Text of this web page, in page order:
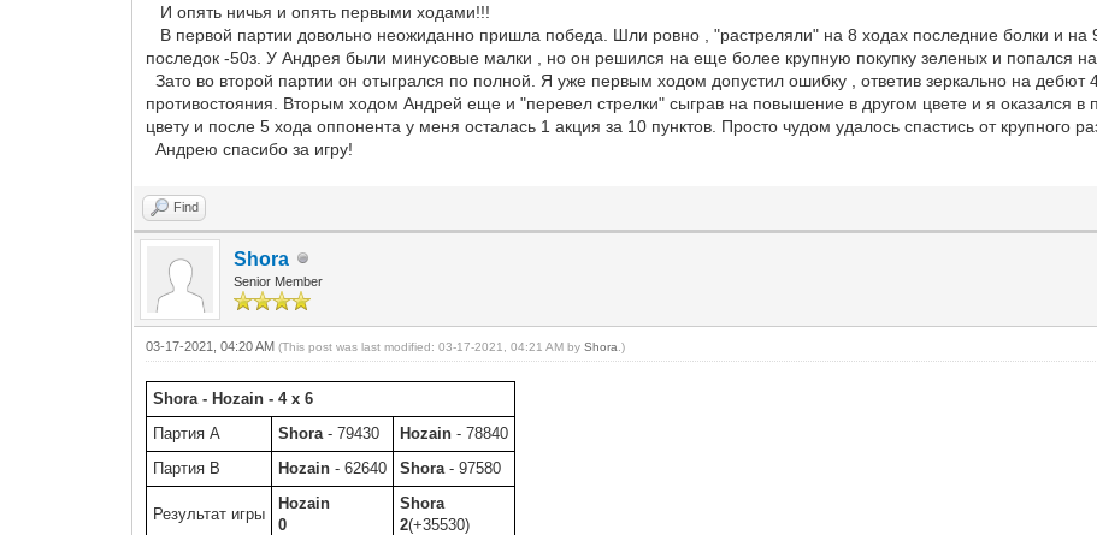
И опять ничья и опять первыми ходами!!!
В первой партии довольно неожиданно пришла победа. Шли ровно , "растреляли" на 8 ходах последние болки и на
последок -50з. У Андрея были минусовые малки , но он решился на еще более крупную покупку зеленых и попался
Зато во второй партии он отыгрался по полной. Я уже первым ходом допустил ошибку , ответив зеркально на
противостояния. Вторым ходом Андрей еще и "перевел стрелки" сыграв на повышение в другом цвете и я оказался в
цвету и после 5 хода оппонента у меня осталась 1 акция за 10 пунктов. Просто чудом удалось спастись от крупного
Андрею спасибо за игру!
Find
Shora
Senior Member
03-17-2021, 04:20 AM(This post was last modified: 03-17-2021, 04:21 AM byShora .)
Shora - Hozain - 4 x 6
Партия A
Shora - 79430 Hozain - 78840
Партия B
Hozain - 62640 Shora - 97580
Результат игры
Hozain
0
Shora
2(+35530)